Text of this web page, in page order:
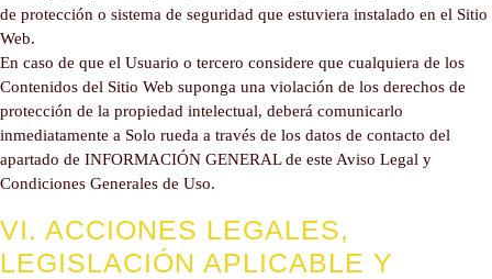
de protección o sistema de seguridad que estuviera instalado en el Sitio
Web.
En caso de que el Usuario o tercero considere que cualquiera de los
Contenidos del Sitio Web suponga una violación de los derechos de
protección de la propiedad intelectual, deberá comunicarlo
inmediatamente a Solo rueda a través de los datos de contacto del
apartado de INFORMACIÓN GENERAL de este Aviso Legal y
Condiciones Generales de Uso.
VI. ACCIONES LEGALES,
LEGISLACIÓN APLICABLE Y